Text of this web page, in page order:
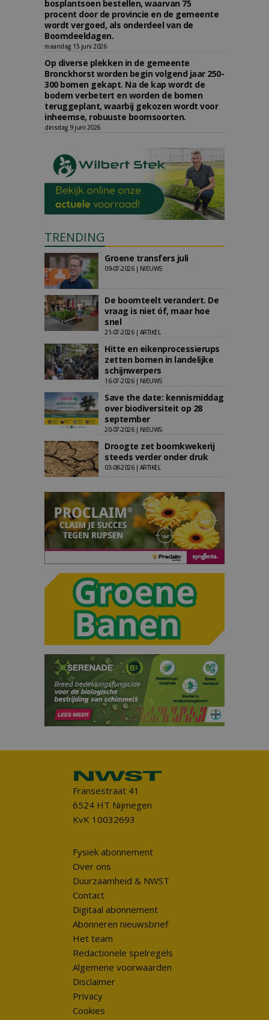
bosplantsoen bestellen, waarvan 75
procent door de provincie en de gemeente
wordt vergoed, als onderdeel van de
Boomdeeldagen.
maandag 15 juni 2026
Op diverse plekken in de gemeente
Bronckhorst worden begin volgend jaar 250-
300 bomen gekapt. Na de kap wordt de
bodem verbetert en worden de bomen
teruggeplant, waarbij gekozen wordt voor
inheemse, robuuste boomsoorten.
dinsdag 9 juni 2026
TRENDING
Groene transfers juli
09-07-2026 | NIEUWS
De boomteelt verandert. De
vraag is niet óf, maar hoe
snel
21-07-2026 | ARTIKEL
Hitte en eikenprocessierups
zetten bomen in landelijke
schijnwerpers
16-07-2026 | NIEUWS
Save the date: kennismiddag
over biodiversiteit op 28
september
20-07-2026 | NIEUWS
Droogte zet boomkwekerij
steeds verder onder druk
03-08-2026 | ARTIKEL
Fransestraat 41
6524 HT Nijmegen
KvK 10032693
Fysiek abonnement
Over ons
Duurzaamheid & NWST
Contact
Digitaal abonnement
Abonneren nieuwsbrief
Het team
Redactionele spelregels
Algemene voorwaarden
Disclaimer
Privacy
Cookies